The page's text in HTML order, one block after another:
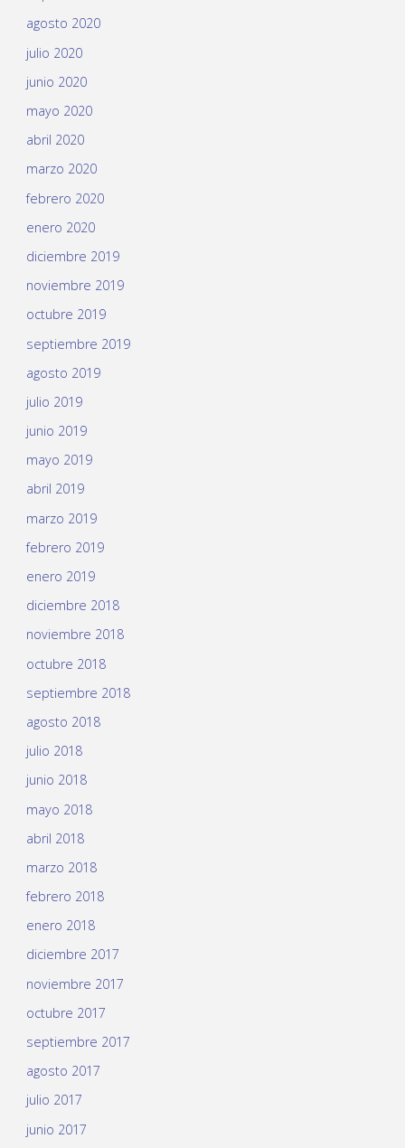
agosto 2020
julio 2020
junio 2020
mayo 2020
abril 2020
marzo 2020
febrero 2020
enero 2020
diciembre 2019
noviembre 2019
octubre 2019
septiembre 2019
agosto 2019
julio 2019
junio 2019
mayo 2019
abril 2019
marzo 2019
febrero 2019
enero 2019
diciembre 2018
noviembre 2018
octubre 2018
septiembre 2018
agosto 2018
julio 2018
junio 2018
mayo 2018
abril 2018
marzo 2018
febrero 2018
enero 2018
diciembre 2017
noviembre 2017
octubre 2017
septiembre 2017
agosto 2017
julio 2017
junio 2017